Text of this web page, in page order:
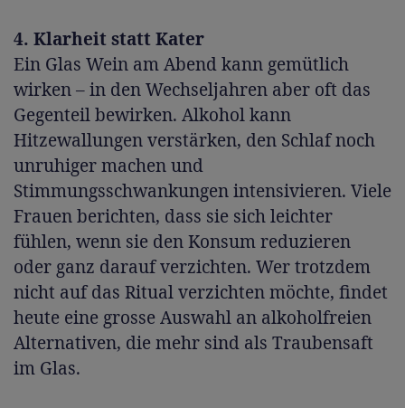
4. Klarheit statt Kater
Ein Glas Wein am Abend kann gemütlich
wirken – in den Wechseljahren aber oft das
Gegenteil bewirken. Alkohol kann
Hitzewallungen verstärken, den Schlaf noch
unruhiger machen und
Stimmungsschwankungen intensivieren. Viele
Frauen berichten, dass sie sich leichter
fühlen, wenn sie den Konsum reduzieren
oder ganz darauf verzichten. Wer trotzdem
nicht auf das Ritual verzichten möchte, findet
heute eine grosse Auswahl an alkoholfreien
Alternativen, die mehr sind als Traubensaft
im Glas.